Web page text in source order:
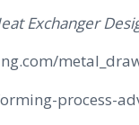
Exchanger
process-